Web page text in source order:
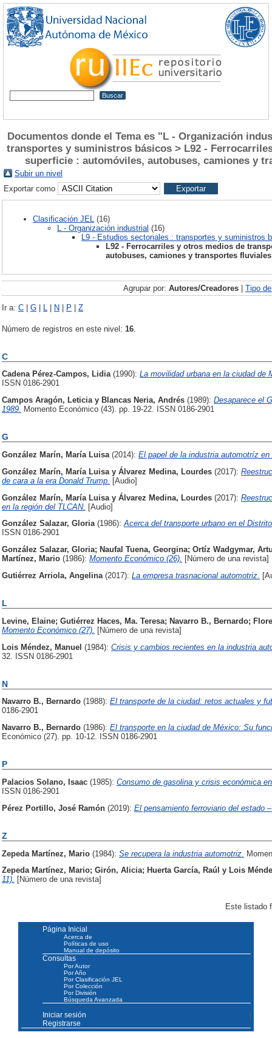
Documentos donde el Tema es "L - Organización
transportes y suministros básicos > L92 -
superficie : automóviles, autobuses, camiones y
Subir un nivel
Exportar como
Clasificación JEL
(16)
L - Organización industrial (16)
L9 - Estudios sectoriales : transportes y suministros
L92 - Ferrocarriles y otros medios de
autobuses, camiones y transportes
Agrupar por: Autores/Creadores | Tipo
Ir a: C | G | L | N | P | Z
Número de registros en este nivel: 16
C
Cadena Pérez-Campos, Lidia (1990): La movilidad urbana en la ciudad de
ISSN 0186-2901
Campos Aragón, Leticiay Blancas Neria, Andrés (1989): Desaparece el
1989. Momento Económico (43). pp. 19-22. ISSN 0186-2901
G
González Marín, María Luisa (2014): El papel de la industria automotríz
González Marín, María Luisa y Álvarez Medina, Lourdes (2017):
de cara a la era Donald Trump.
[Audio]
González Marín, María Luisa y Álvarez Medina, Lourdes (2017):
en la región del TLCAN. [Audio]
González Salazar, Gloria (1986):Acerca del transporte urbano en el
ISSN 0186-2901
González Salazar, Gloria; Naufal Tuena, Georgina; Ortíz Wadgymar,
Martínez, Mario (1986): Momento Económico (26). [Número de una revista]
Gutiérrez Arriola, Angelina (2017): La empresa trasnacional automotriz.
L
Levine, Elaine; Gutiérrez Haces, Ma. Teresa; Navarro B., Bernardo;
Momento Económico (27).
[Número de una revista]
Lois Méndez, Manuel (1984): Crisis y cambios recientes en la industria
32. ISSN 0186-2901
N
Navarro B., Bernardo (1988): El transporte de la ciudad: retos actuales y
0186-2901
Navarro B., Bernardo (1986): El transporte en la ciudad de México: Su
Económico (27). pp. 10-12. ISSN 0186-2901
P
Palacios Solano, Isaac (1985): Consumo de gasolina y crisis económica
ISSN 0186-2901
Pérez Portillo, José Ramón (2019): El pensamiento ferroviario del estado
Z
Zepeda Martínez, Mario (1984): Se recupera la industria automotriz.
Zepeda Martínez, Mario; Girón, Alicia; Huerta García, Raúl y Lois
11). [Número de una revista]
Este listado
Página Inicial
Acerca de
Políticas de uso
Manual de depósito
Consultas
Por Autor
Por Año
Por Clasificación JEL
Por Colección
Por División
Búsqueda Avanzada
Iniciar sesión
Registrarse